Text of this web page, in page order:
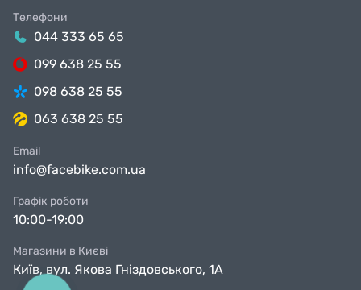
Телефони
044 333 65 65
099 638 25 55
098 638 25 55
063 638 25 55
Email
info@facebike.com.ua
Графік роботи
10:00-19:00
Магазини в Києві
Київ, вул. Якова Гніздовського, 1А